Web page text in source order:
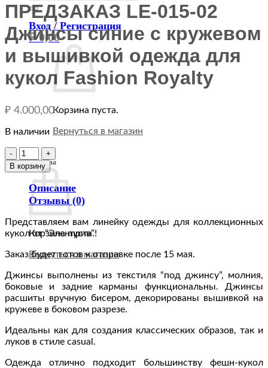
Вход / Регистрация
₽0,00
Корзина пуста.
Вернуться в магазин
Корзина
Корзина пуста.
Вернуться в магазин
ПРЕДЗАКАЗ LE-015-02
Джинсы синие с кружевом
и вышивкой одежда для
кукол Fashion Royalty
₽ 4.000,00
В наличии
Количество
товара
ПРЕДЗАКАЗ
LE-
015-
Джинсы
синие
кружевом
вышивкой
одежда
для
кукол
Royalty
В корзину
Описание
Отзывы (0)
Представляем вам линейку одежды для коллекционных
кукол от “Эленприв”!
Заказ будет готов к отправке после 15 мая.
Джинсы выполнены из текстиля “под джинсу”, молния,
боковые и задние карманы функциональны. Джинсы
расшиты вручную бисером, декорированы вышивкой на
кружеве в боковом разрезе.
Идеальны как для создания классических образов, так и
луков в стиле casual.
Одежда отлично подходит большинству фешн-кукол